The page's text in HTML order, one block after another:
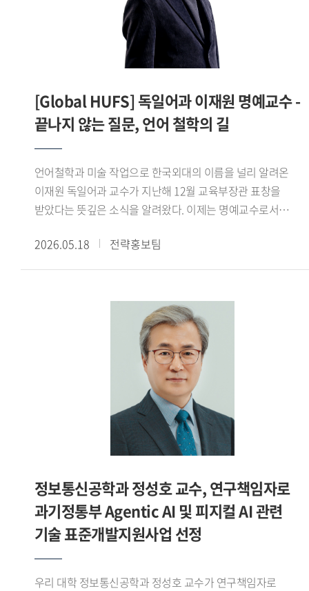
하드웨어 분야에서 높은 전문성과 독창성을 갖춘 연구자로,
의료영상의 해상도와 정밀도를 향상시키는 핵심 기술 개발에
기여하고 있다. 특히 융합 연구 역량을 기반으로 MRI 하드웨어
원천기술 연구를 수행하고 있으며, 이는 국내에서는 비교적
높은 영역으로 평가받고 있다.이번 연구에는
대구경북첨단의료산업진흥재단 최욱수 박사와 이대목동병원
[Global HUFS] 독일어과 이재원 명예교수 -
끝나지 않는 질문, 언어 철학의 길
언어철학과 미술 작업으로 한국외대의 이름을 널리 알려온
이재원 독일어과 교수가 지난해 12월 교육부장관 표창을
받았다는 뜻깊은 소식을 알려왔다. 이제는 명예교수로서
이재원 교수로부터 희망찬 포부를 들어보았다.- 교육부 주관
10여 년간 약 50편의 텍스트언어학과 수사학, 번역학 및 화용론
관련 저 역서와 논문을 집필했습니다. 대표적인 저서로는
텍스트언어학사. 연대기학에서 메타히스토리오그라피로 , 조신
박사(서강대)와 공동저술한 텍스트중심 번역학 등이 있습니다.
2024년 6월에는 한국연구재단 중견연구자에 선정돼 10년간
연구지원을 받게 됐고, 연구 테마는 언어철학사입니다. 이를
발판으로 매해 5편 정도의 언어철학 분야의 연구발표를 해왔고,
2025년 12월에 그간 발표한 언어철학사 관련 연구논문들의
인정받았다는 사실에 매우 기뻤습니다. 또 그동안 꾸준히
진행해 온 언어철학 연구가 의미 있게 평가받았다는 점에서 큰
격려가 되었습니다. - 교육부장관 표창을 수상한 연구내용을
소개해 주십시오.이 연구는 서양 언어철학이 어디에서
시작되었는지 고대 철학자 헤라클레이토스의 언어관에서
찾으려는 시도입니다. 헤라클레이토스는 세계가 끊임없이
2026.05.18 전략홍보팀
정보통신공학과 정성호 교수, 연구책임자로
과기정통부 Agentic AI 및 피지컬 AI 관련
기술 표준개발지원사업 선정
우리 대학 정보통신공학과 정성호 교수가 연구책임자로